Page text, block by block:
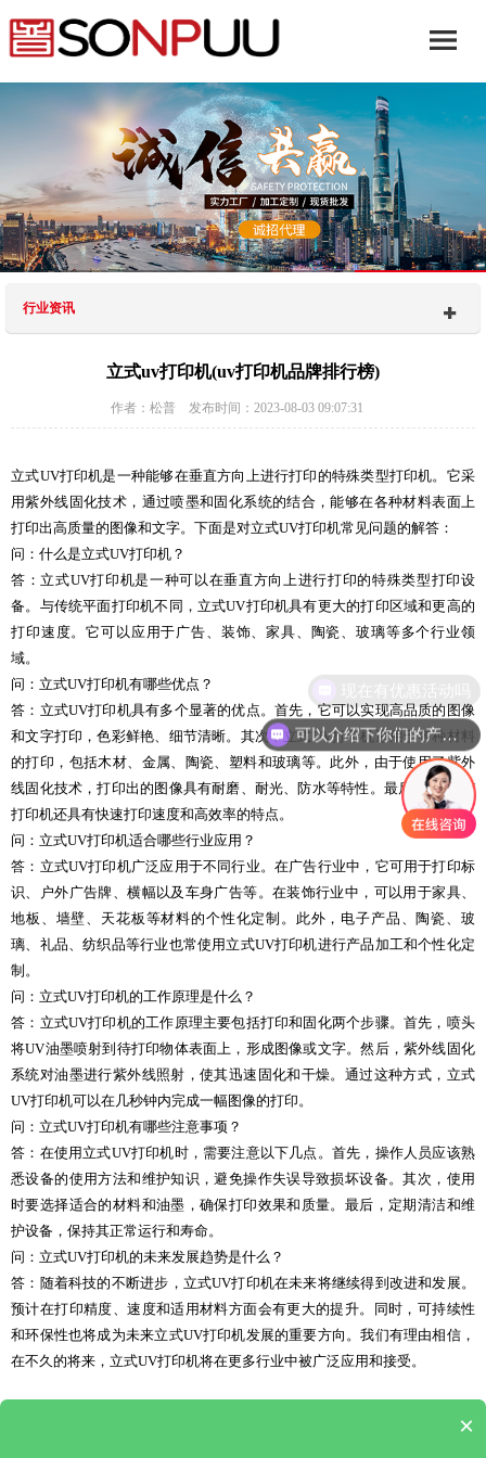
行业资讯
立式uv打印机(uv打印机品牌排行榜)
作者：松普 发布时间：2023-08-03 09:07:31
立式UV打印机是一种能够在垂直方向上进行打印的特殊类型打印机。它采
用紫外线固化技术，通过喷墨和固化系统的结合，能够在各种材料表面上
打印出高质量的图像和文字。下面是对立式UV打印机常见问题的解答：
问：什么是立式UV打印机？
答：立式UV打印机是一种可以在垂直方向上进行打印的特殊类型打印设
备。与传统平面打印机不同，立式UV打印机具有更大的打印区域和更高的
打印速度。它可以应用于广告、装饰、家具、陶瓷、玻璃等多个行业领
域。
问：立式UV打印机有哪些优点？
答：立式UV打印机具有多个显著的优点。首先，它可以实现高品质的图像
和文字打印，色彩鲜艳、细节清晰。其次，立式UV打印机适用于各种材料
的打印，包括木材、金属、陶瓷、塑料和玻璃等。此外，由于使用了紫外
线固化技术，打印出的图像具有耐磨、耐光、防水等特性。最后，立式UV
打印机还具有快速打印速度和高效率的特点。
问：立式UV打印机适合哪些行业应用？
答：立式UV打印机广泛应用于不同行业。在广告行业中，它可用于打印标
识、户外广告牌、横幅以及车身广告等。在装饰行业中，可以用于家具、
地板、墙壁、天花板等材料的个性化定制。此外，电子产品、陶瓷、玻
璃、礼品、纺织品等行业也常使用立式UV打印机进行产品加工和个性化定
制。
问：立式UV打印机的工作原理是什么？
答：立式UV打印机的工作原理主要包括打印和固化两个步骤。首先，喷头
将UV油墨喷射到待打印物体表面上，形成图像或文字。然后，紫外线固化
系统对油墨进行紫外线照射，使其迅速固化和干燥。通过这种方式，立式
UV打印机可以在几秒钟内完成一幅图像的打印。
问：立式UV打印机有哪些注意事项？
答：在使用立式UV打印机时，需要注意以下几点。首先，操作人员应该熟
悉设备的使用方法和维护知识，避免操作失误导致损坏设备。其次，使用
时要选择适合的材料和油墨，确保打印效果和质量。最后，定期清洁和维
护设备，保持其正常运行和寿命。
问：立式UV打印机的未来发展趋势是什么？
答：随着科技的不断进步，立式UV打印机在未来将继续得到改进和发展。
预计在打印精度、速度和适用材料方面会有更大的提升。同时，可持续性
和环保性也将成为未来立式UV打印机发展的重要方向。我们有理由相信，
在不久的将来，立式UV打印机将在更多行业中被广泛应用和接受。
可以介绍下你们的产品么
×